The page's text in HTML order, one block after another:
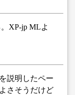
XP-jp MLよ
説明したペー
さそうだけど